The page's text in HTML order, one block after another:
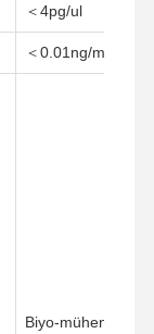
＜4pg/ul
＜0.01ng/ml
Biyo-mühendislik,